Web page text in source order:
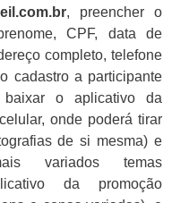
, preencher o
CPF, data de
completo, telefone
cadastro a participante
o aplicativo da
onde poderá tirar
de si mesma) e
variados temas
da promoção